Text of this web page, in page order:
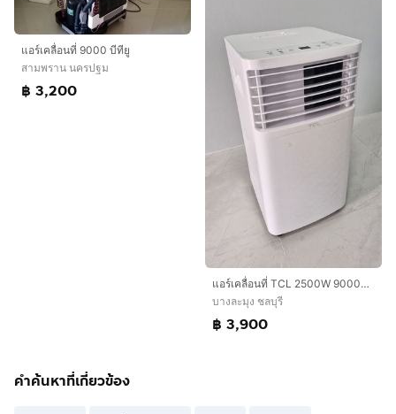
แอร์เคลื่อนที่ 9000 บีทียู
สามพราน นครปฐม
฿ 3,200
แอร์เคลื่อนที่ TCL 2500W 9000BTU
บางละมุง ชลบุรี
฿ 3,900
คำค้นหาที่เกี่ยวข้อง